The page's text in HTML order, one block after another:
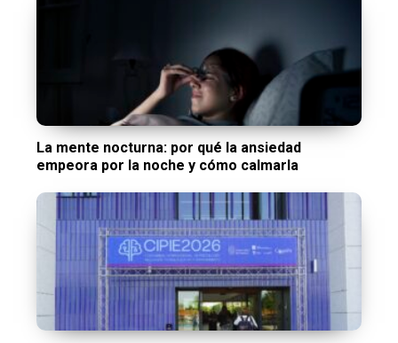
La mente nocturna: por qué la ansiedad
empeora por la noche y cómo calmarla